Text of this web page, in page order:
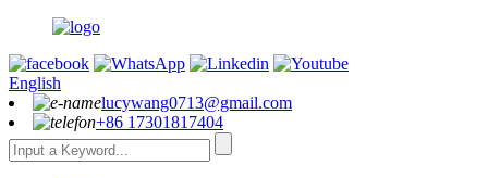
English
lucywang0713@gmail.com
+86 17301817404